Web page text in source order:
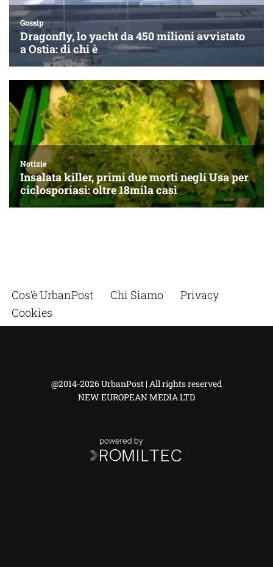
Cos’è UrbanPost Chi Siamo
Privacy
Cookies
@2014-2026 UrbanPost | All rights reserved
NEW EUROPEAN MEDIA LTD